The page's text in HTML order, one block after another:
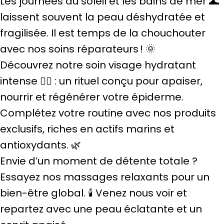
laissent souvent la peau déshydratée et
fragilisée. Il est temps de la chouchouter
avec nos soins réparateurs ! 🌞
Découvrez notre soin visage hydratant
intense 💆‍♀️ : un rituel conçu pour apaiser,
nourrir et régénérer votre épiderme.
Complétez votre routine avec nos produits
exclusifs, riches en actifs marins et
antioxydants. 🌿
Envie d’un moment de détente totale ?
Essayez nos massages relaxants pour un
bien-être global. 🕯️ Venez nous voir et
repartez avec une peau éclatante et un